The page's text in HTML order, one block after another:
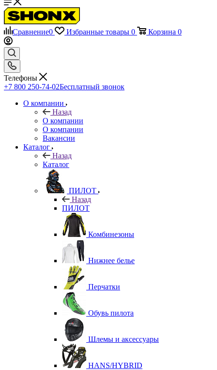
Сравнение0 Избранные товары 0 Корзина 0
Телефоны
+7 800 250-74-02Бесплатный звонок
О компании
Назад
О компании
О компании
Вакансии
Каталог
Назад
Каталог
ПИЛОТ
Назад
ПИЛОТ
Комбинезоны
Нижнее белье
Перчатки
Обувь пилота
Шлемы и аксессуары
HANS/HYBRID